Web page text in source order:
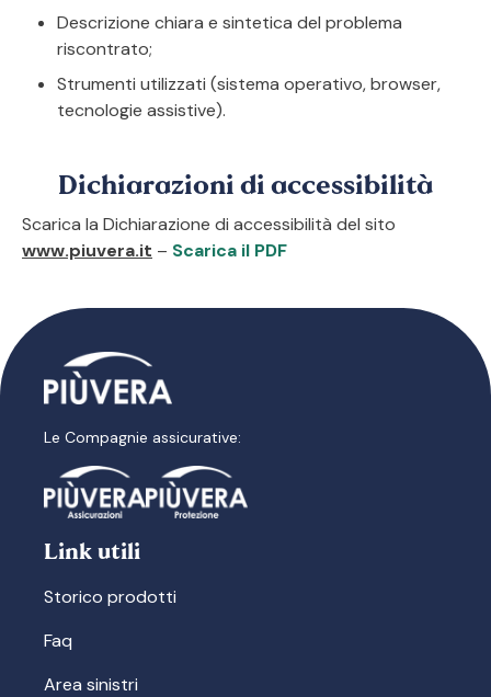
Descrizione chiara e sintetica del problema
riscontrato;
Strumenti utilizzati (sistema operativo, browser,
tecnologie assistive).
Dichiarazioni di accessibilità
Scarica la Dichiarazione di accessibilità del sito
www.piuvera.it – Scarica il PDF
Le Compagnie assicurative:
Link utili
Storico prodotti
Faq
Area sinistri